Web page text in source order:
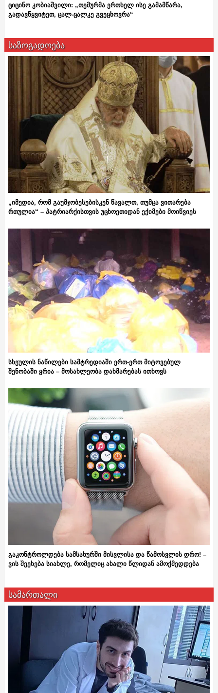
ციცინო კობიაშვილი: „თემურმა ერთხელ ისე გამამწარა,
გადავწყვიტეთ, ცალ-ცალკე გვეცხოვრა“
საზოგადოება
„იმედია, რომ გაუმჯობესებისკენ წავალთ, თუმცა ვითარება
რთულია“ – პატრიარქისთვის უცხოეთიდან ექიმები მოიწვიეს
სხეულის ნაწილები სამტრედიაში ერთ-ერთ მიტოვებულ
შენობაში ყრია – მოსახლეობა დახმარებას ითხოვს
გაკონტროლდება სამსახურში მისვლისა და წამოსვლის დრო! –
ვის შეეხება სიახლე, რომელიც ახალი წლიდან ამოქმედდება
სამართალი